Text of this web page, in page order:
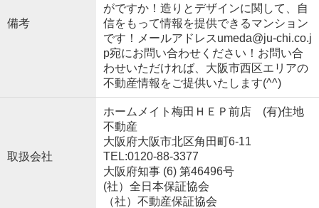
備考
がですか！造りとデザインに関して、自
信をもって情報を提供できるマンション
です！メールアドレスumeda@ju-chi.co.j
p宛にお問い合わせください！お問い合
わせいただければ、大阪市西区エリアの
不動産情報をご提供いたします(^^)
取扱会社
ホームメイト梅田ＨＥＰ前店 (有)住地
不動産
大阪府大阪市北区角田町6-11
TEL:0120-88-3377
大阪府知事 (6) 第46496号
(社）全日本保証協会
（社）不動産保証協会